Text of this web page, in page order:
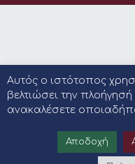
Αυτός ο ιστότοπος
βελτιώσει την
ανακαλέσετε
Αποδοχή